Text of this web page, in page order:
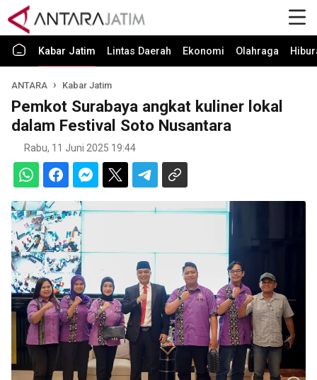
Kabar Jatim Lintas Daerah Ekonomi Olahraga
ANTARA Kabar Jatim
Pemkot Surabaya angkat kuliner lokal
dalam Festival Soto Nusantara
Rabu, 11 Juni 2025 19:44